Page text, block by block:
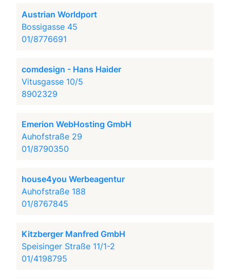
Austrian Worldport
Bossigasse 45
01/8776691
comdesign - Hans Haider
Vitusgasse 10/5
8902329
Emerion WebHosting GmbH
Auhofstraße 29
01/8790350
house4you Werbeagentur
Auhofstraße 188
01/8767845
Kitzberger Manfred GmbH
Speisinger Straße 11/1-2
01/4198795